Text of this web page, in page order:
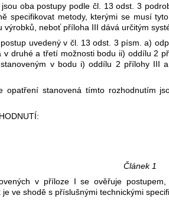
oba postupy podle čl. 13 odst. 3
specifikovat metody, kterými se musí
výrobků, neboť příloha III dává určitým
uvedený v čl. 13 odst. 3 písm. a)
v druhé a třetí možnosti bodu ii) oddílu 2
v bodu i) oddílu 2 přílohy III
opatření stanovená tímto rozhodnutím
Článek 1
v příloze I se ověřuje
ve shodě s příslušnými technickými
-
náhrady
"náhradě